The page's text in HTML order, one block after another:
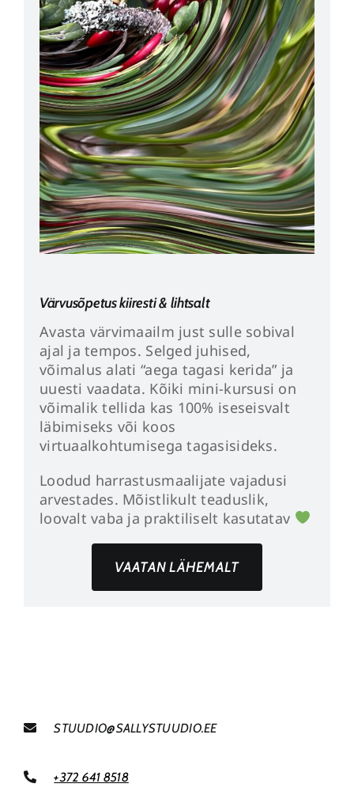
Värvusõpetus kiiresti & lihtsalt
Avasta värvimaailm just sulle sobival
ajal ja tempos. Selged juhised,
võimalus alati “aega tagasi kerida” ja
uuesti vaadata. Kõiki mini-kursusi on
võimalik tellida kas 100% iseseisvalt
läbimiseks või koos
virtuaalkohtumisega tagasisideks.
Loodud harrastusmaalijate vajadusi
arvestades. Mõistlikult teaduslik,
loovalt vaba ja praktiliselt kasutatav
VAATAN LÄHEMALT
STUUDIO@SALLYSTUUDIO.EE
+372 641 8518